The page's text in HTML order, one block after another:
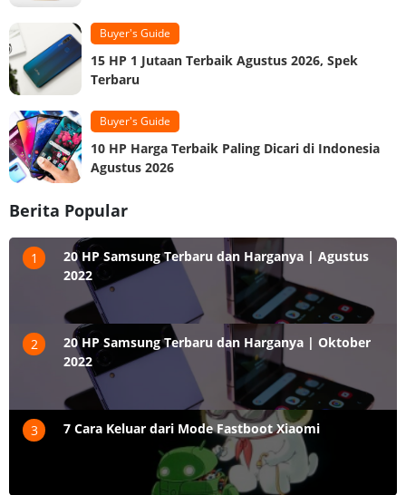
Buyer's Guide
15 HP 1 Jutaan Terbaik Agustus 2026, Spek
Terbaru
Buyer's Guide
10 HP Harga Terbaik Paling Dicari di Indonesia
Agustus 2026
Berita Popular
1
20 HP Samsung Terbaru dan Harganya | Agustus
2022
2
20 HP Samsung Terbaru dan Harganya | Oktober
2022
3 7 Cara Keluar dari Mode Fastboot Xiaomi